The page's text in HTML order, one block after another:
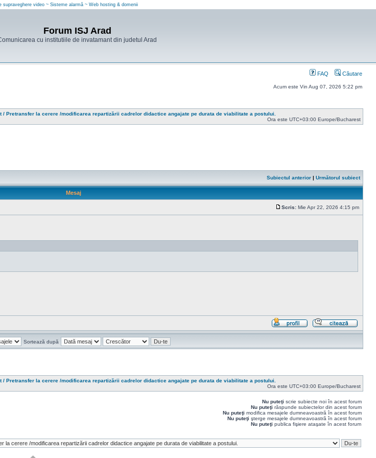
video ~ Sisteme alarmă ~ Web hosting & domenii
Forum ISJ Arad
cu institutiile de invatamant din judetul Arad
FAQ Căutare
Acum este Vin Aug 07, 2026 5:22 pm
Pretransfer la cerere /modificarea repartizării cadrelor didactice angajate pe durata de viabilitate a postului.
Ora este UTC+03:00 Europe/Bucharest
Subiectul anterior | Următorul subiect
Mesaj
Scris: Mie Apr 22, 2026 4:15 pm
cu
Profil
Sortează după
Pretransfer la cerere /modificarea repartizării cadrelor didactice angajate pe durata de viabilitate a postului.
Ora este UTC+03:00 Europe/Bucharest
Nu puteţi scrie subiecte noi în acest forum
Nu puteţi răspunde subiectelor din acest forum
Nu puteţi modifica mesajele dumneavoastră în acest forum
Nu puteţi şterge mesajele dumneavoastră în acest forum
Nu puteţi publica fişiere ataşate în acest forum